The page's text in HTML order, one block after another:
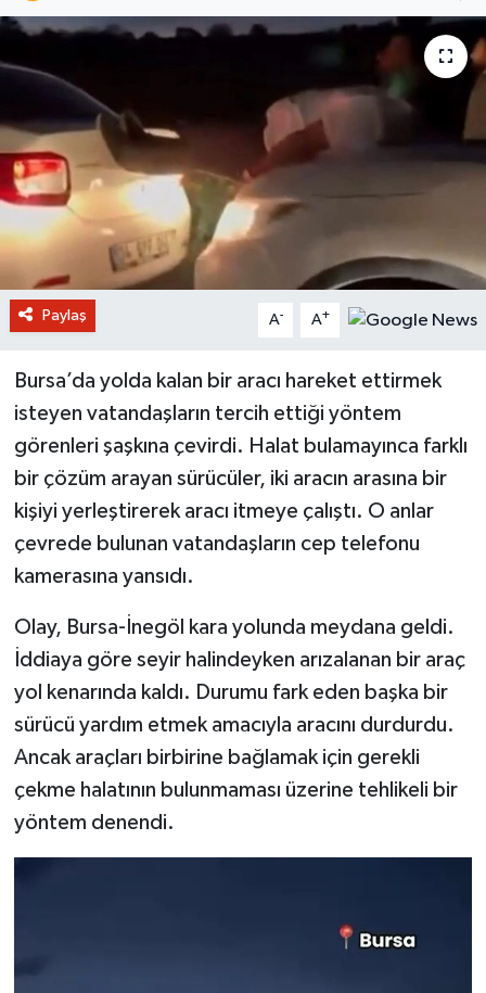
Paylaş A- A+
Bursa’da yolda kalan bir aracı hareket ettirmek
isteyen vatandaşların tercih ettiği yöntem
görenleri şaşkına çevirdi. Halat bulamayınca farklı
bir çözüm arayan sürücüler, iki aracın arasına bir
kişiyi yerleştirerek aracı itmeye çalıştı. O anlar
çevrede bulunan vatandaşların cep telefonu
kamerasına yansıdı.
Olay, Bursa-İnegöl kara yolunda meydana geldi.
İddiaya göre seyir halindeyken arızalanan bir araç
yol kenarında kaldı. Durumu fark eden başka bir
sürücü yardım etmek amacıyla aracını durdurdu.
Ancak araçları birbirine bağlamak için gerekli
çekme halatının bulunmaması üzerine tehlikeli bir
yöntem denendi.